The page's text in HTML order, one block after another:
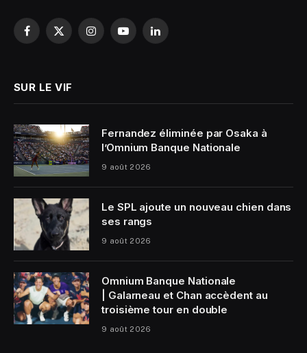
Facebook
X
InstagramYouTubeLinkedIn
SUR LE VIF
Fernandez éliminée par Osaka à
l’Omnium Banque Nationale
9 août 2026
Le SPL ajoute un nouveau chien dans
ses rangs
9 août 2026
Omnium Banque Nationale
| Galarneau et Chan accèdent au
troisième tour en double
9 août 2026